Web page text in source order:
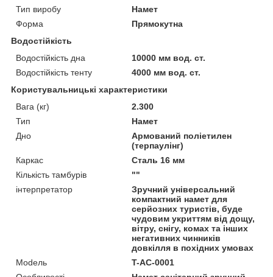
Тип виробу
Намет
Форма
Прямокутна
Водостійкість
Водостійкість дна
10000 мм вод. ст.
Водостійкість тенту
4000 мм вод. ст.
Користувальницькі характеристики
Вага (кг)
2.300
Тип
Намет
Дно
Армований поліетилен
(терпаулінг)
Каркас
Сталь 16 мм
Кількість тамбурів
""
інтерпретатор
Зручний універсальний
компактний намет для
серйозних туристів, буде
чудовим укриттям від дощу,
вітру, снігу, комах та інших
негативних чинників
довкілля в похідних умовах
Моdель
T-AC-0001